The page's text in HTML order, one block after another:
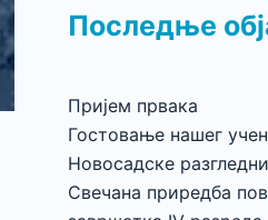
Последње
Пријем првака
Гостовање нашег
Новосадске
Свечана приредба